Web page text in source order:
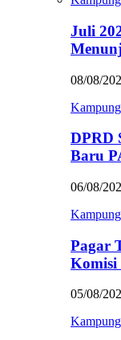
Juli
08/08/
DPRD
Baru
06/08/
Pagar
05/08/